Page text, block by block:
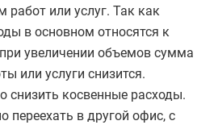
работ или услуг. Так как
в основном относятся к
увеличении объемов сумма
или услуги снизится.
снизить косвенные расходы.
переехать в другой офис, с